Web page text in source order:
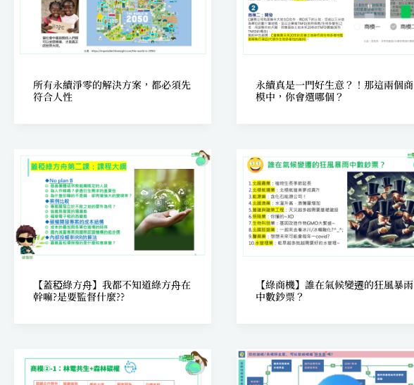
所有永續淨零的解決方案，都必須先
符合人性
永續真是一門好生意？！那這兩個商
模中，你會選哪個？
【蓋稏綠方舟】我都不知道綠方舟在
幹嘛?是要監督什麼??
【綠商機】誰在氣候變遷的狂風暴雨
中數鈔票？